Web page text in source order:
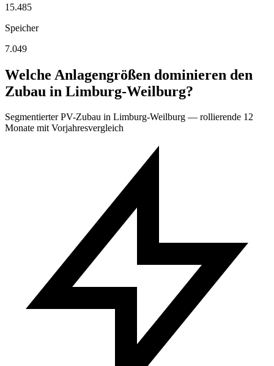
15.485
Speicher
7.049
Welche Anlagengrößen dominieren den
Zubau in Limburg-Weilburg?
Segmentierter PV-Zubau in Limburg-Weilburg — rollierende 12
Monate mit Vorjahresvergleich